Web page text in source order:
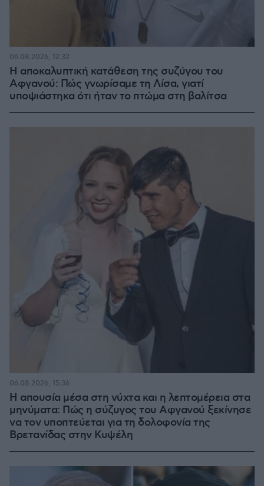
Η αποκαλυπτική κατάθεση της συζύγου του
Αφγανού: Πώς γνωρίσαμε τη Λίσα, γιατί
υποψιάστηκα ότι ήταν το πτώμα στη βαλίτσα
06.08.2026, 12:32
Η απουσία μέσα στη νύχτα και η λεπτομέρεια στα
μηνύματα: Πώς η σύζυγος του Αφγανού ξεκίνησε
να τον υποπτεύεται για τη δολοφονία της
Βρετανίδας στην Κυψέλη
06.08.2026, 15:36